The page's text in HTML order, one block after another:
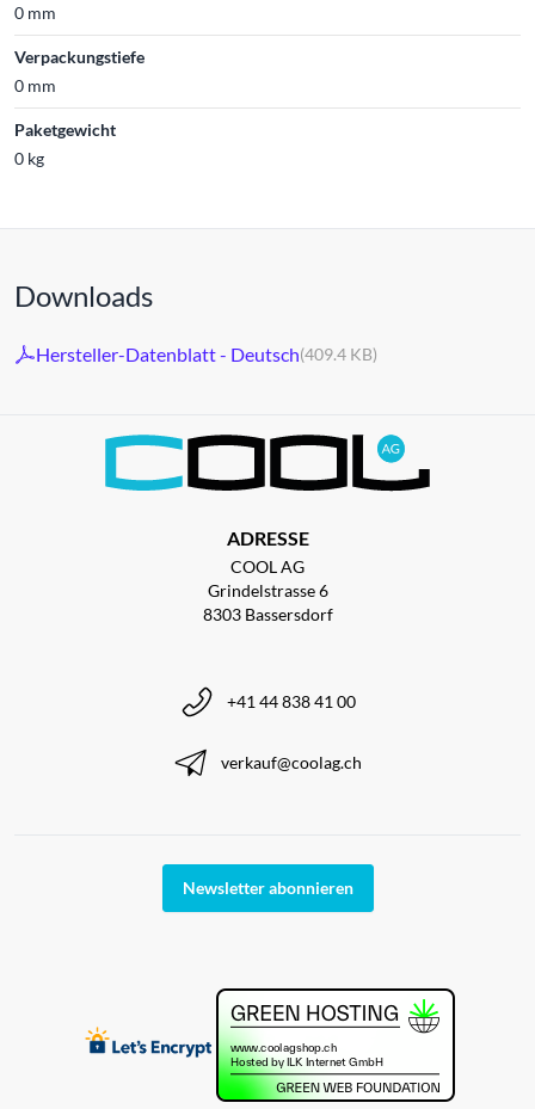
0 mm
Verpackungstiefe
0 mm
Paketgewicht
0 kg
Downloads
Hersteller-Datenblatt - Deutsch(409.4 KB)
ADRESSE
COOL AG
Grindelstrasse 6
8303 Bassersdorf
+41 44 838 41 00
verkauf@coolag.ch
Newsletter abonnieren